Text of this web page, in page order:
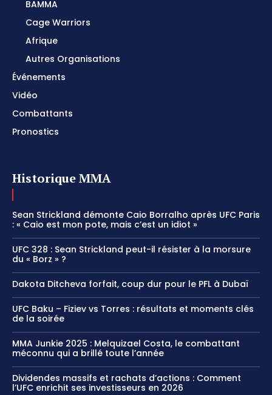
BAMMA
Cage Warriors
Afrique
Autres Organisations
Événements
Vidéo
Combattants
Pronostics
Historique MMA
Sean Strickland démonte Caio Borralho après UFC Paris
: « Caio est mon pote, mais c’est un idiot »
UFC 328 : Sean Strickland peut-il résister à la morsure
du « Borz » ?
Dakota Ditcheva forfait, coup dur pour le PFL à Dubaï
UFC Baku – Fiziev vs Torres : résultats et moments clés
de la soirée
MMA Junkie 2025 : Melquizael Costa, le combattant
méconnu qui a brillé toute l’année
Dividendes massifs et rachats d’actions : Comment
l’UFC enrichit ses investisseurs en 2026